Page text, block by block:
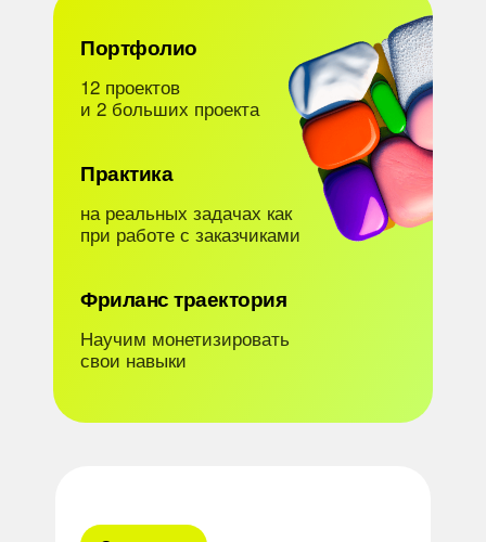
Портфолио
Практика
12 проектов
и 2 больших проекта
на реальных задачах как
при работе с заказчиками
Фриланс траектория
Научим монетизировать
свои навыки